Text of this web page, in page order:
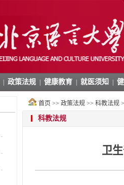
政策法规 健康教育 就医须知
首页 >> 政策法规>> 科教法规
科教法规
卫